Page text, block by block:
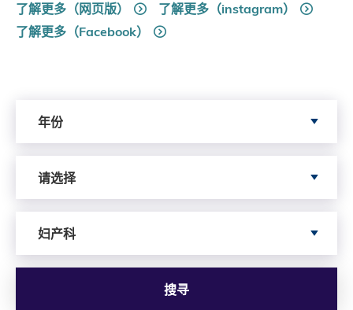
了解更多（网页版）
了解更多（instagram）
了解更多（Facebook）
年份
请选择
妇产科
搜寻